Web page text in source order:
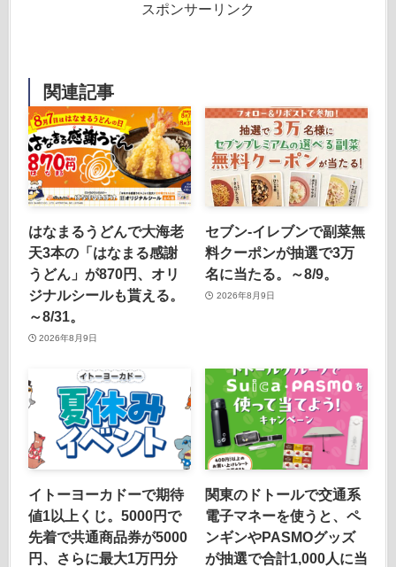
スポンサーリンク
関連記事
はなまるうどんで大海老
天3本の「はなまる感謝
うどん」が870円、オリ
ジナルシールも貰える。
～8/31。
2026年8月9日
セブン‐イレブンで副菜無
料クーポンが抽選で3万
名に当たる。～8/9。
2026年8月9日
イトーヨーカドーで期待
値1以上くじ。5000円で
先着で共通商品券が5000
円、さらに最大1万円分
関東のドトールで交通系
電子マネーを使うと、ペ
ンギンやPASMOグッズ
が抽選で合計1,000人に当